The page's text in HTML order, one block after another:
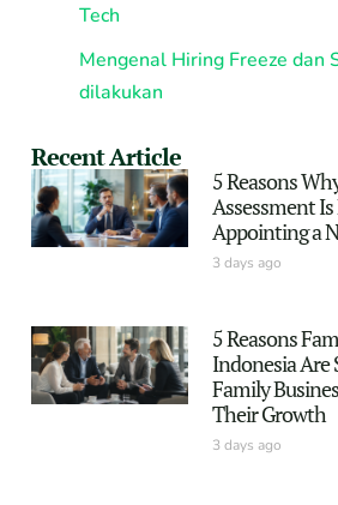
Tech
Mengenal Hiring Freeze dan
dilakukan
Recent Article
5 Reasons
Assessment
Appointing a
3 days ago
5 Reasons
Indonesia Are
Family
Their Growth
3 days ago